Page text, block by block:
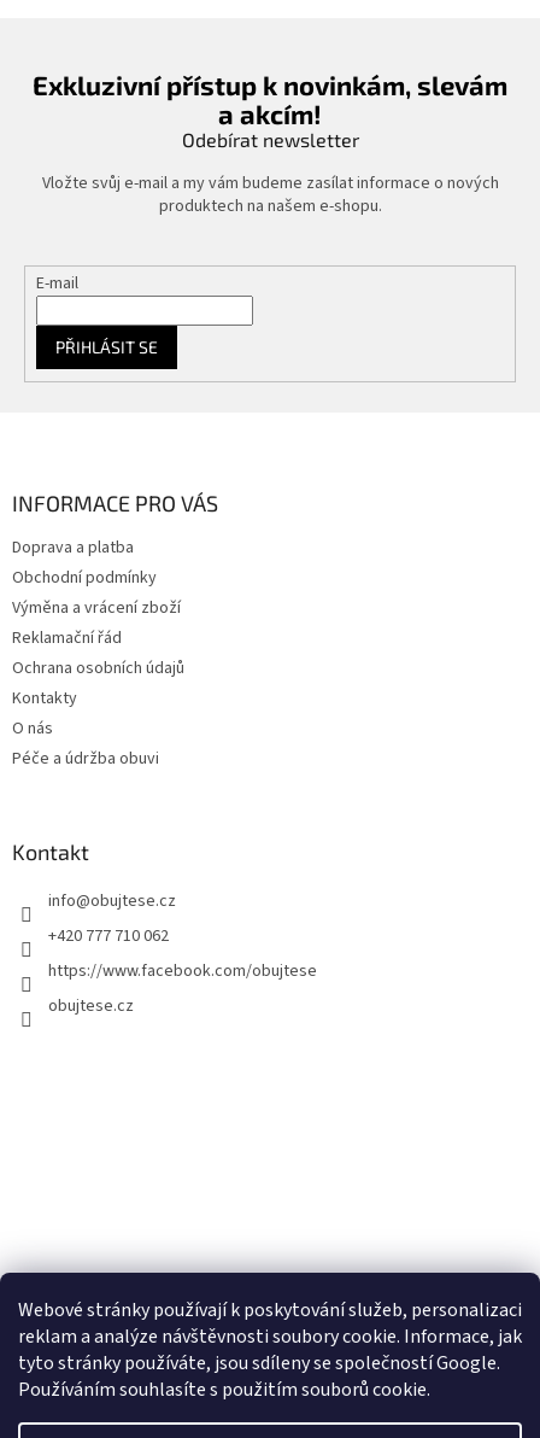
Webové stránky používají k poskytování služeb, personalizaci
reklam a analýze návštěvnosti soubory cookie. Informace, jak
tyto stránky používáte, jsou sdíleny se společností Google.
Používáním souhlasíte s použitím souborů cookie.
Exkluzivní přístup k novinkám, slevám
a akcím!
Odebírat newsletter
Vložte svůj e-mail a my vám budeme zasílat informace o nových
produktech na našem e-shopu.
E-mail
PŘIHLÁSIT SE
INFORMACE PRO VÁS
Doprava a platba
Obchodní podmínky
Výměna a vrácení zboží
Reklamační řád
Ochrana osobních údajů
Kontakty
O nás
Péče a údržba obuvi
Kontakt
info@obujtese.cz
+420 777 710 062
https://www.facebook.com/obujtese
obujtese.cz